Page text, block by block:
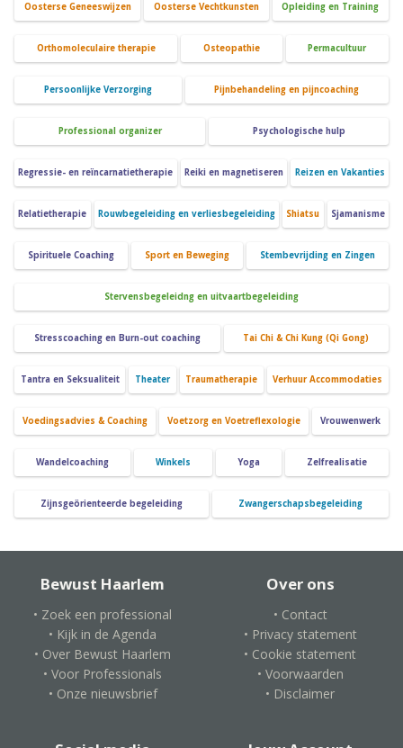
Oosterse Geneeswijzen Oosterse Vechtkunsten Opleiding en Training
Orthomoleculaire therapie Osteopathie Permacultuur
Persoonlijke Verzorging Pijnbehandeling en pijncoaching
Professional organizer Psychologische hulp
Regressie- en reïncarnatietherapie Reiki en magnetiseren Reizen en Vakanties
Relatietherapie Rouwbegeleiding en verliesbegeleiding Shiatsu Sjamanisme
Spirituele Coaching Sport en Beweging Stembevrijding en Zingen
Stervensbegeleidng en uitvaartbegeleiding
Stresscoaching en Burn-out coaching Tai Chi & Chi Kung (Qi Gong)
Tantra en Seksualiteit Theater Traumatherapie Verhuur Accommodaties
Voedingsadvies & Coaching Voetzorg en Voetreflexologie Vrouwenwerk
Wandelcoaching Winkels Yoga Zelfrealisatie
Zijnsgeörienteerde begeleiding Zwangerschapsbegeleiding
Bewust Haarlem
• Zoek een professional
• Kijk in de Agenda
• Over Bewust Haarlem
• Voor Professionals
• Onze nieuwsbrief
Over ons
• Contact
• Privacy statement
• Cookie statement
• Voorwaarden
• Disclaimer